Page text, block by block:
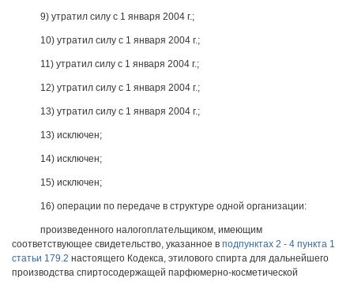
9) утратил силу с 1 января 2004 г.;
10) утратил силу с 1 января 2004 г.;
11) утратил силу с 1 января 2004 г.;
12) утратил силу с 1 января 2004 г.;
13) утратил силу с 1 января 2004 г.;
13) исключен;
14) исключен;
15) исключен;
16) операции по передаче в структуре одной организации:
произведенного налогоплательщиком, имеющим
соответствующее свидетельство, указанное в подпунктах 2 - 4 пункта 1
статьи 179.2 настоящего Кодекса, этилового спирта для дальнейшего
производства спиртосодержащей парфюмерно-косметической